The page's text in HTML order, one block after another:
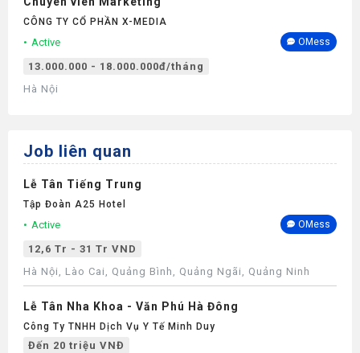
CÔNG TY CỔ PHẦN X-MEDIA
Active OMess
13.000.000 - 18.000.000đ/tháng
Hà Nội
Job liên quan
Lễ Tân Tiếng Trung
Tập Đoàn A25 Hotel
Active OMess
12,6 Tr - 31 Tr VND
Hà Nội, Lào Cai, Quảng Bình, Quảng Ngãi, Quảng Ninh
Lễ Tân Nha Khoa - Văn Phú Hà Đông
Công Ty TNHH Dịch Vụ Y Tế Minh Duy
Đến 20 triệu VNĐ